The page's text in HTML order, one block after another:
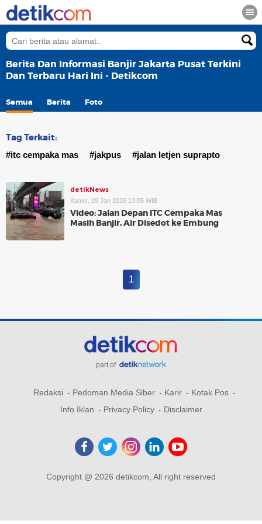
Berita Dan Informasi Banjir Jakarta Pusat Terkini
Dan Terbaru Hari Ini - Detikcom
Semua Berita Foto
Tag Terkait:
#itc cempaka mas #jakpus #jalan letjen suprapto
detikNews
Kamis, 29 Jan 2026 13:05 WIB
Video: Jalan Depan ITC Cempaka Mas
Masih Banjir, Air Disedot ke Embung
1
part of
Redaksi Pedoman Media Siber Karir
Kotak Pos
Info Iklan
Privacy Policy Disclaimer
Copyright @ 2026 detikcom, All right reserved